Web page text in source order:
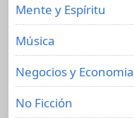
Mente y Espíritu
Música
Negocios y Economia
No Ficción